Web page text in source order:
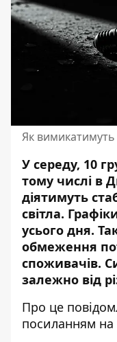
Як вимикатимуть
У середу, 10
тому числі в
діятимуть
світла.
усього дня.
обмеження
споживачів.
залежно від
Про це
посиланням на